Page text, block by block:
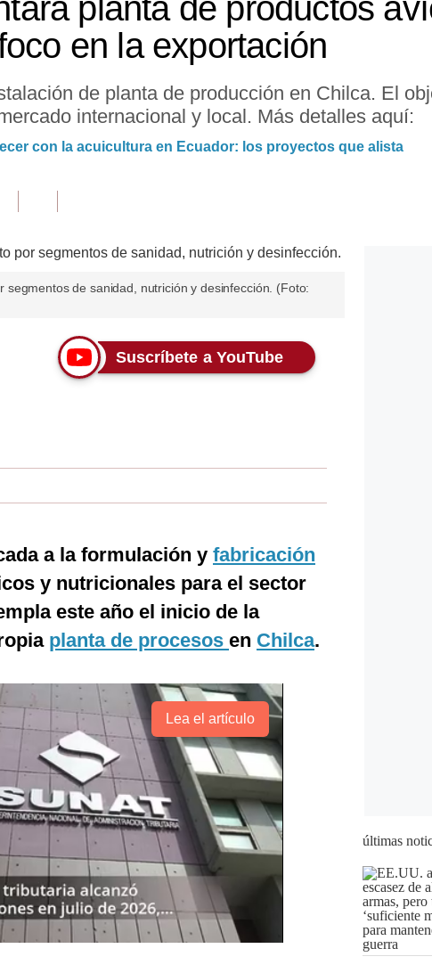
planta de productos
en la exportación
de planta de producción en Chilca. El
internacional y local. Más detalles aquí:
con la acuicultura en Ecuador: los proyectos que alista
segmentos de sanidad, nutrición y desinfección. (Foto:
Suscríbete a YouTube
a la formulación y fabricación
y nutricionales para el sector
este año el inicio de la
planta de procesos en Chilca.
Lea el artículo
últimas